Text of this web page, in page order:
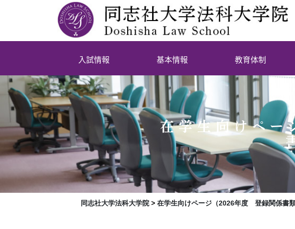
入試情報 基本情報 教育体制
在学生向けペ
同志社大学法科大学院> 在学生向けページ（2026年度 登録関係書類